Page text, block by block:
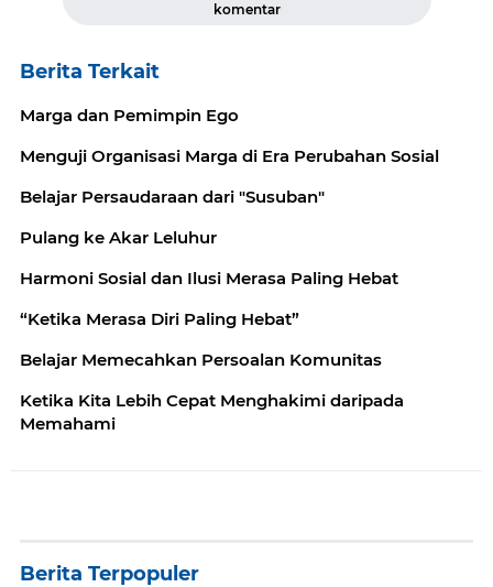
komentar
Berita Terkait
Marga dan Pemimpin Ego
Menguji Organisasi Marga di Era Perubahan Sosial
Belajar Persaudaraan dari "Susuban"
Pulang ke Akar Leluhur
Harmoni Sosial dan Ilusi Merasa Paling Hebat
“Ketika Merasa Diri Paling Hebat”
Belajar Memecahkan Persoalan Komunitas
Ketika Kita Lebih Cepat Menghakimi daripada
Memahami
Berita Terpopuler